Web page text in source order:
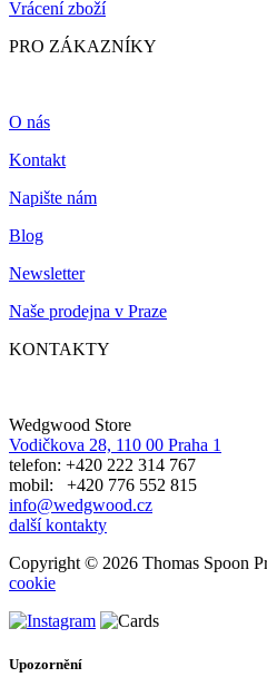
Vrácení zboží
PRO ZÁKAZNÍKY
O nás
Kontakt
Napište nám
Blog
Newsletter
Naše prodejna v Praze
KONTAKTY
Wedgwood Store
Vodičkova 28, 110 00 Praha 1
telefon: +420 222 314 767
mobil: +420 776 552 815
info@wedgwood.cz
další kontakty
Copyright © 2026 Thomas Spoon
cookie
Upozornění